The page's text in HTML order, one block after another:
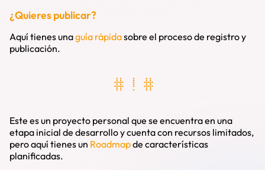
¿Quieres publicar?
Aquí tienes unaguía rápidasobre el proceso de registro y
publicación.
# ! #
Este es un proyecto personal que se encuentra en una
etapa inicial de desarrollo y cuenta con recursos limitados,
pero aquí tienes un Roadmapde características
planificadas.